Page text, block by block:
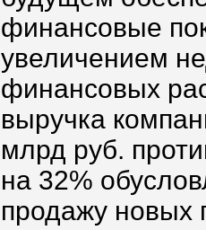
финансовые
увеличением
финансовых
выручка
млрд руб.
на 32%
продажу новых